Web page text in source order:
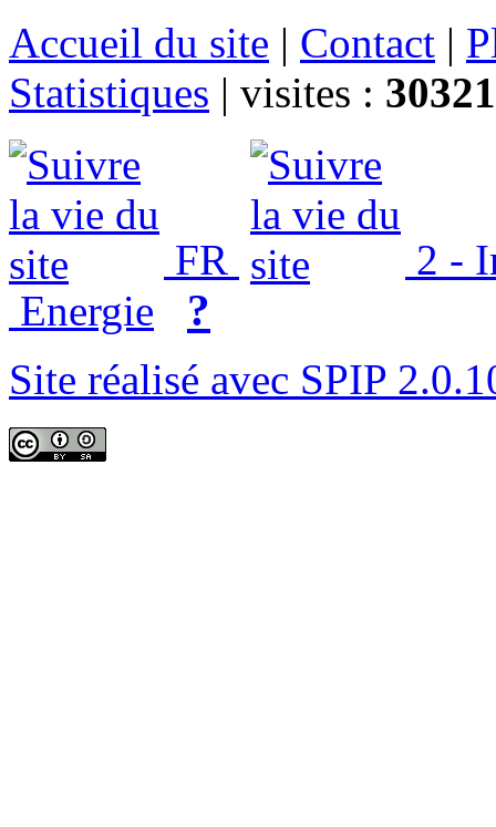
Accueil du site | Contact |
Statistiques | visites :
FR
2 -
Energie
?
Site réalisé avec SPIP